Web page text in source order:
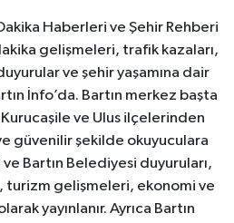
Haberleri ve Şehir Rehberi
gelişmeleri, trafik kazaları,
ve şehir yaşamına dair
İnfo’da. Bartın merkez başta
ve Ulus ilçelerinden
güvenilir şekilde okuyuculara
ve Bartın Belediyesi duyuruları,
turizm gelişmeleri, ekonomi ve
yayınlanır. Ayrıca Bartın